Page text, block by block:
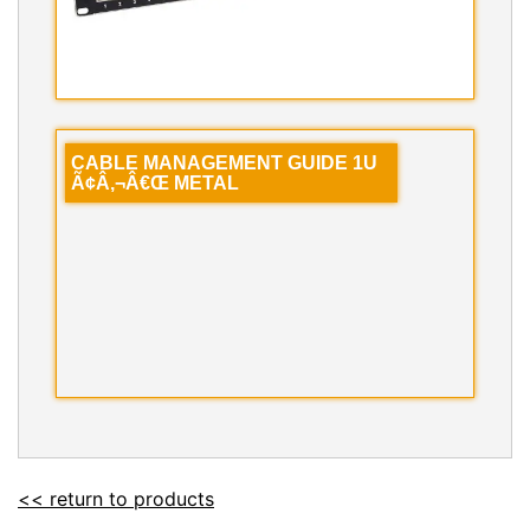
CABLE MANAGEMENT GUIDE 1U
Ã¢Â‚¬Â€Œ METAL
<< return to products